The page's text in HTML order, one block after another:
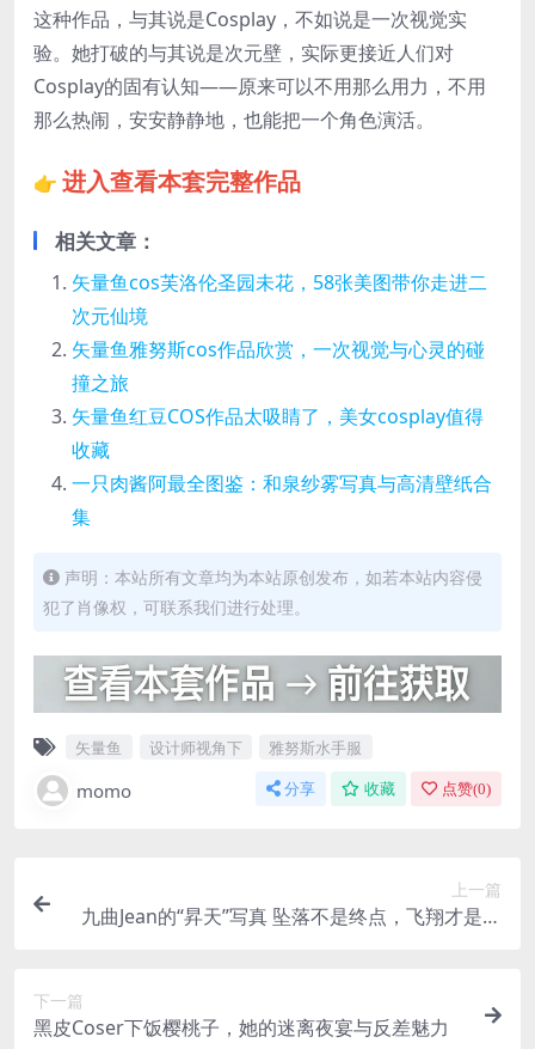
这种作品，与其说是Cosplay，不如说是一次视觉实
验。她打破的与其说是次元壁，实际更接近人们对
Cosplay的固有认知——原来可以不用那么用力，不用
那么热闹，安安静静地，也能把一个角色演活。
👉 进入查看本套完整作品
相关文章：
矢量鱼cos芙洛伦圣园未花，58张美图带你走进二
次元仙境
矢量鱼雅努斯cos作品欣赏，一次视觉与心灵的碰
撞之旅
矢量鱼红豆COS作品太吸睛了，美女cosplay值得
收藏
一只肉酱阿最全图鉴：和泉纱雾写真与高清壁纸合
集
声明：本站所有文章均为本站原创发布，如若本站内容侵
犯了肖像权，可联系我们进行处理。
矢量鱼 设计师视角下 雅努斯水手服
momo 分享 收藏 点赞(0)
上一篇
九曲Jean的“昇天”写真 坠落不是终点，飞翔才是真
下一篇
黑皮Coser下饭樱桃子，她的迷离夜宴与反差魅力